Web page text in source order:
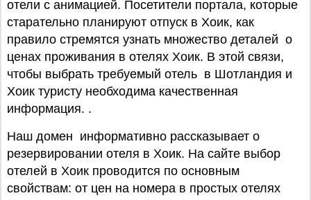
отели с анимацией. Посетители портала, которые
старательно планируют отпуск в Хоик, как
правило стремятся узнать множество деталей о
ценах проживания в отелях Хоик. В этой связи,
чтобы выбрать требуемый отель в Шотландия и
Хоик туристу необходима качественная
информация. .
Наш домен информативно рассказывает о
резервировании отеля в Хоик. На сайте выбор
отелей в Хоик проводится по основным
свойствам: от цен на номера в простых отелях